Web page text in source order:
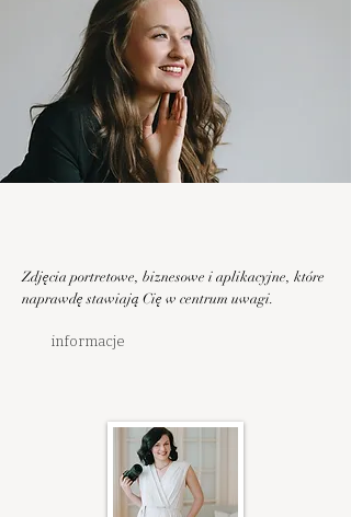
Zdjęcia portretowe, biznesowe i aplikacyjne, które
naprawdę stawiają Cię w centrum uwagi.
informacje